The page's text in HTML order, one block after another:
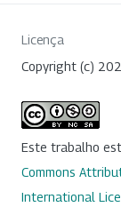
Licença
Copyright (c)
Este trabalho
Commons
International